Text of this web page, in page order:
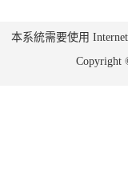
本系統需要使用
Copyright